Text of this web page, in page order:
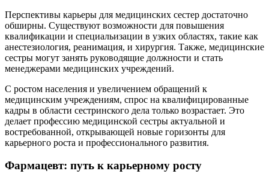
Перспективы карьеры для медицинских сестер достаточно
обширны. Существуют возможности для повышения
квалификации и специальизации в узких областях, такие как
анестезиология, реанимация, и хирургия. Также, медицинские
сестры могут занять руководящие должности и стать
менеджерами медицинских учреждений.
С ростом населения и увеличением обращений к
медицинским учреждениям, спрос на квалифицированные
кадры в области сестринского дела только возрастает. Это
делает профессию медицинской сестры актуальной и
востребованной, открывающей новые горизонты для
карьерного роста и профессионального развития.
Фармацевт: путь к карьерному росту